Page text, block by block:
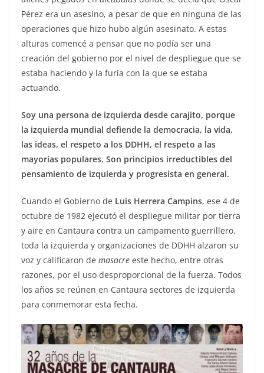
Pérez era un asesino, a pesar de que en ninguna de las
operaciones que hizo hubo algún asesinato. A estas
alturas comencé a pensar que no podía ser una
creación del gobierno por el nivel de despliegue que se
estaba haciendo y la furia con la que se estaba
actuando.
Soy una persona de izquierda desde carajito, porque
la izquierda mundial defiende la democracia, la vida,
las ideas, el respeto a los DDHH, el respeto a las
mayorías populares. Son principios irreductibles del
pensamiento de izquierda y progresista en general.
Cuando el Gobierno de Luis Herrera Campins, ese 4 de
octubre de 1982 ejecutó el despliegue militar por tierra
y aire en Cantaura contra un campamento guerrillero,
toda la izquierda y organizaciones de DDHH alzaron su
voz y calificaron de masacre este hecho, entre otras
razones, por el uso desproporcional de la fuerza. Todos
los años se reúnen en Cantaura sectores de izquierda
para conmemorar esta fecha.